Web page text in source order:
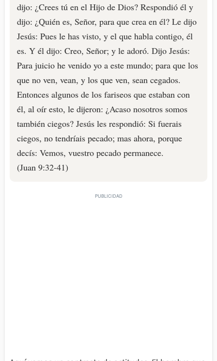
dijo: ¿Crees tú en el Hijo de Dios? Respondió él y
dijo: ¿Quién es, Señor, para que crea en él? Le dijo
Jesús: Pues le has visto, y el que habla contigo, él
es. Y él dijo: Creo, Señor; y le adoró. Dijo Jesús:
Para juicio he venido yo a este mundo; para que los
que no ven, vean, y los que ven, sean cegados.
Entonces algunos de los fariseos que estaban con
él, al oír esto, le dijeron: ¿Acaso nosotros somos
también ciegos? Jesús les respondió: Si fuerais
ciegos, no tendríais pecado; mas ahora, porque
decís: Vemos, vuestro pecado permanece.
(Juan 9:32-41)